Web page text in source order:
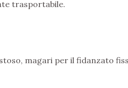
trasportabile.
magari per il fidanzato